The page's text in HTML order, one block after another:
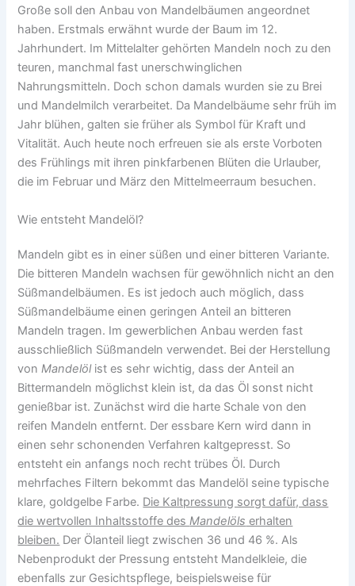
Große soll den Anbau von Mandelbäumen angeordnet
haben. Erstmals erwähnt wurde der Baum im 12.
Jahrhundert. Im Mittelalter gehörten Mandeln noch zu den
teuren, manchmal fast unerschwinglichen
Nahrungsmitteln. Doch schon damals wurden sie zu Brei
und Mandelmilch verarbeitet. Da Mandelbäume sehr früh im
Jahr blühen, galten sie früher als Symbol für Kraft und
Vitalität. Auch heute noch erfreuen sie als erste Vorboten
des Frühlings mit ihren pinkfarbenen Blüten die Urlauber,
die im Februar und März den Mittelmeerraum besuchen.
Wie entsteht Mandelöl?
Mandeln gibt es in einer süßen und einer bitteren Variante.
Die bitteren Mandeln wachsen für gewöhnlich nicht an den
Süßmandelbäumen. Es ist jedoch auch möglich, dass
Süßmandelbäume einen geringen Anteil an bitteren
Mandeln tragen. Im gewerblichen Anbau werden fast
ausschließlich Süßmandeln verwendet. Bei der Herstellung
vonMandelölist es sehr wichtig, dass der Anteil an
Bittermandeln möglichst klein ist, da das Öl sonst nicht
genießbar ist. Zunächst wird die harte Schale von den
reifen Mandeln entfernt. Der essbare Kern wird dann in
einen sehr schonenden Verfahren kaltgepresst. So
entsteht ein anfangs noch recht trübes Öl. Durch
mehrfaches Filtern bekommt das Mandelöl seine typische
klare, goldgelbe Farbe. Die Kaltpressung sorgt dafür, dass
die wertvollen Inhaltsstoffe desMandelöls erhalten
bleiben. Der Ölanteil liegt zwischen 36 und 46 %. Als
Nebenprodukt der Pressung entsteht Mandelkleie, die
ebenfalls zur Gesichtspflege, beispielsweise für